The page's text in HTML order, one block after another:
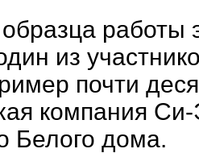
образца
из
почти
компания
Белого дома.